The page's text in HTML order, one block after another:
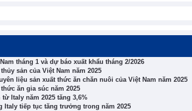
tháng 1 và dự báo xuất khẩu tháng 2/2026
sản của Việt Nam năm 2025
liệu sản xuất thức ăn chăn nuôi của Việt Nam năm 2025
ăn gia súc năm 2025
từ Italy năm 2025 tăng 3,6%
Italy tiếp tục tăng trưởng trong năm 2025